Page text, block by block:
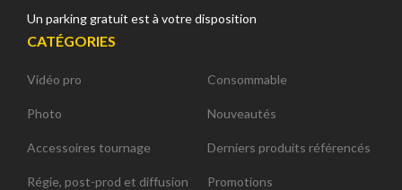
Un parking gratuit est à votre disposition
CATÉGORIES
Vidéo pro
Photo
Accessoires tournage
Régie, post-prod et diffusion
Consommable
Nouveautés
Derniers produits référencés
Promotions